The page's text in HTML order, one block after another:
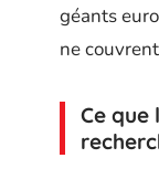
géants
ne
Ce